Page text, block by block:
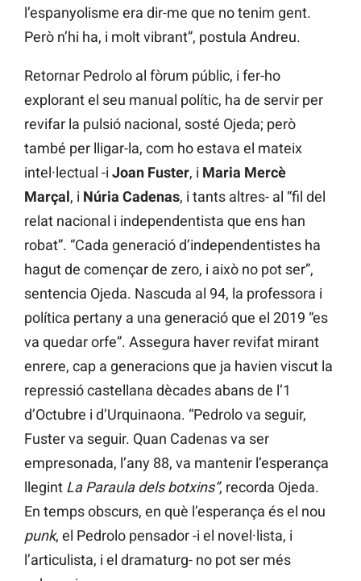
l’espanyolisme era dir-me que no tenim gent.
Però n’hi ha, i molt vibrant”, postula Andreu.
Retornar Pedrolo al fòrum públic, i fer-ho
explorant el seu manual polític, ha de servir per
revifar la pulsió nacional, sosté Ojeda; però
també per lligar-la, com ho estava el mateix
intel·lectual -i Joan Fuster, i Maria Mercè
Marçal, i Núria Cadenas, i tants altres- al “fil del
relat nacional i independentista que ens han
robat”. “Cada generació d’independentistes ha
hagut de començar de zero, i això no pot ser”,
sentencia Ojeda. Nascuda al 94, la professora i
política pertany a una generació que el 2019 “es
va quedar orfe”. Assegura haver revifat mirant
enrere, cap a generacions que ja havien viscut la
repressió castellana dècades abans de l’1
d’Octubre i d’Urquinaona. “Pedrolo va seguir,
Fuster va seguir. Quan Cadenas va ser
empresonada, l’any 88, va mantenir l’esperança
llegint La Paraula dels botxins”, recorda Ojeda.
En temps obscurs, en què l’esperança és el nou
punk, el Pedrolo pensador -i el novel·lista, i
l’articulista, i el dramaturg- no pot ser més